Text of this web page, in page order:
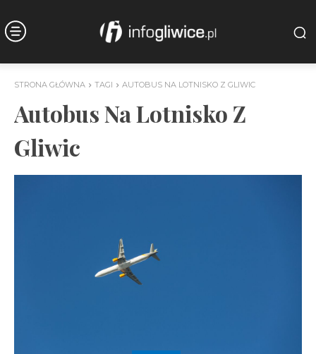
STRONA GŁÓWNA TAGI AUTOBUS NA LOTNISKO Z GLIWIC
Autobus Na Lotnisko Z
Gliwic